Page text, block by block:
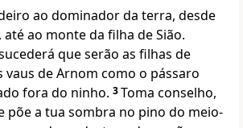
ao dominador da terra, desde
até ao monte da filha de Sião.
que serão as filhas de
vaus de Arnom como o pássaro
fora do ninho. 3Toma conselho,
põe a tua sombra no pino do meio-